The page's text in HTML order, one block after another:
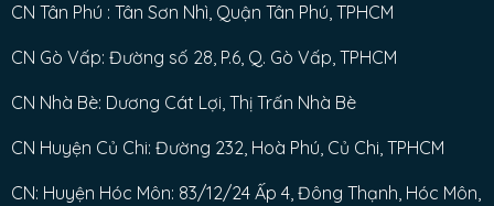
CN Tân Phú : Tân Sơn Nhì, Quận Tân Phú, TPHCM
CN Gò Vấp: Đường số 28, P.6, Q. Gò Vấp, TPHCM
CN Nhà Bè: Dương Cát Lợi, Thị Trấn Nhà Bè
CN Huyện Củ Chi: Đường 232, Hoà Phú, Củ Chi, TPHCM
CN: Huyện Hóc Môn: 83/12/24 Ấp 4, Đông Thạnh, Hóc Môn,